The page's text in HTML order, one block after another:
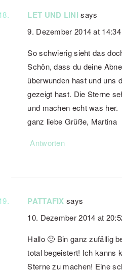
LET UND LINI says
9. Dezember 2014 at 14:34
So schwierig sieht das
Schön, dass du deine
überwunden hast und uns
gezeigt hast. Die Sterne
und machen echt was her.
ganz liebe Grüße, Martina
Antworten
PATTAFIX says
10. Dezember 2014 at
Hallo 🙂 Bin ganz zufällig
total begeistert! Ich kanns
Sterne zu machen! Eine